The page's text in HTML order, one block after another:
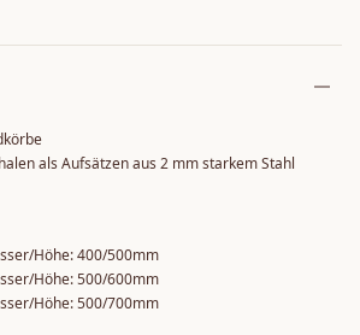
als Aufsätzen aus 2 mm starkem Stahl
Höhe: 400/500mm
Höhe: 500/600mm
Höhe: 500/700mm